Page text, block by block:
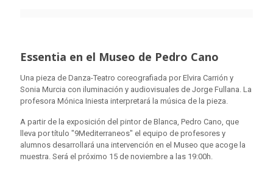
Essentia en el Museo de Pedro Cano
Una pieza de Danza-Teatro coreografiada por Elvira Carrión y
Sonia Murcia con iluminación y audiovisuales de Jorge Fullana. La
profesora Mónica Iniesta interpretará la música de la pieza.
A partir de la exposición del pintor de Blanca, Pedro Cano, que
lleva por título "9Mediterraneos" el equipo de profesores y
alumnos desarrollará una intervención en el Museo que acoge la
muestra. Será el próximo 15 de noviembre a las 19:00h.